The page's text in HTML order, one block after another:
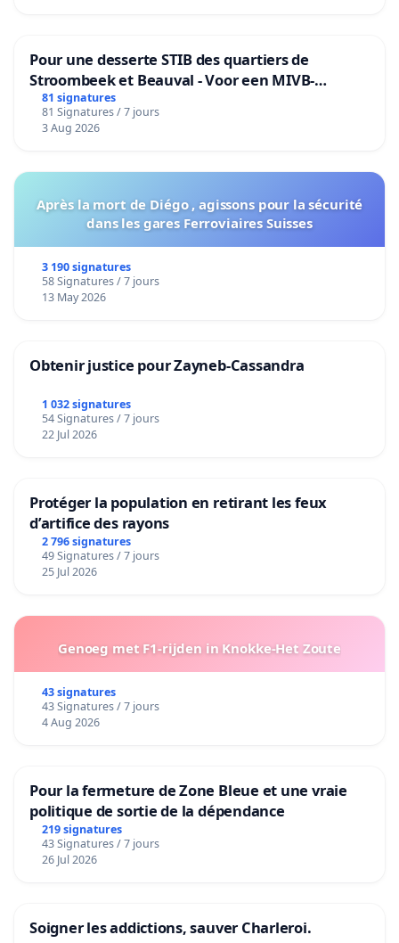
Pour une desserte STIB des quartiers de
Stroombeek et Beauval - Voor een MIVB-
bediening van de wijken Strombeek en Het
Voor
81 signatures
81 Signatures / 7 jours
3 Aug 2026
Après la mort de Diégo , agissons pour la sécurité
dans les gares Ferroviaires Suisses
3 190 signatures
58 Signatures / 7 jours
13 May 2026
Obtenir justice pour Zayneb-Cassandra
1 032 signatures
54 Signatures / 7 jours
22 Jul 2026
Protéger la population en retirant les feux
d’artifice des rayons
2 796 signatures
49 Signatures / 7 jours
25 Jul 2026
Genoeg met F1-rijden in Knokke-Het Zoute
43 signatures
43 Signatures / 7 jours
4 Aug 2026
Pour la fermeture de Zone Bleue et une vraie
politique de sortie de la dépendance
219 signatures
43 Signatures / 7 jours
26 Jul 2026
Soigner les addictions, sauver Charleroi.